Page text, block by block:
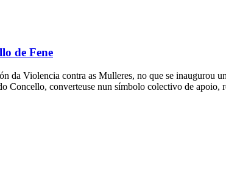
de Fene
da Violencia contra as Mulleres, no que se inaugurou
Concello, converteuse nun símbolo colectivo de apoio,